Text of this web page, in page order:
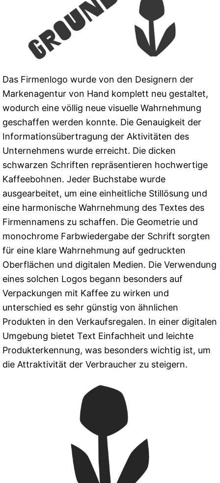
Das Firmenlogo wurde von den Designern der
Markenagentur von Hand komplett neu gestaltet,
wodurch eine völlig neue visuelle Wahrnehmung
geschaffen werden konnte. Die Genauigkeit der
Informationsübertragung der Aktivitäten des
Unternehmens wurde erreicht. Die dicken
schwarzen Schriften repräsentieren hochwertige
Kaffeebohnen. Jeder Buchstabe wurde
ausgearbeitet, um eine einheitliche Stillösung und
eine harmonische Wahrnehmung des Textes des
Firmennamens zu schaffen. Die Geometrie und
monochrome Farbwiedergabe der Schrift sorgten
für eine klare Wahrnehmung auf gedruckten
Oberflächen und digitalen Medien. Die Verwendung
eines solchen Logos begann besonders auf
Verpackungen mit Kaffee zu wirken und
unterschied es sehr günstig von ähnlichen
Produkten in den Verkaufsregalen. In einer digitalen
Umgebung bietet Text Einfachheit und leichte
Produkterkennung, was besonders wichtig ist, um
die Attraktivität der Verbraucher zu steigern.